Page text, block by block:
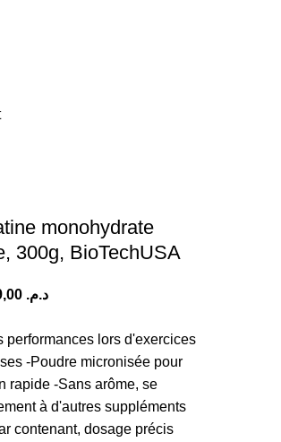
monohydrate
300g, BioTechUSA
د.م. 349,00
performances lors d'exercices
-Poudre micronisée pour
rapide -Sans arôme, se
à d'autres suppléments
contenant, dosage précis